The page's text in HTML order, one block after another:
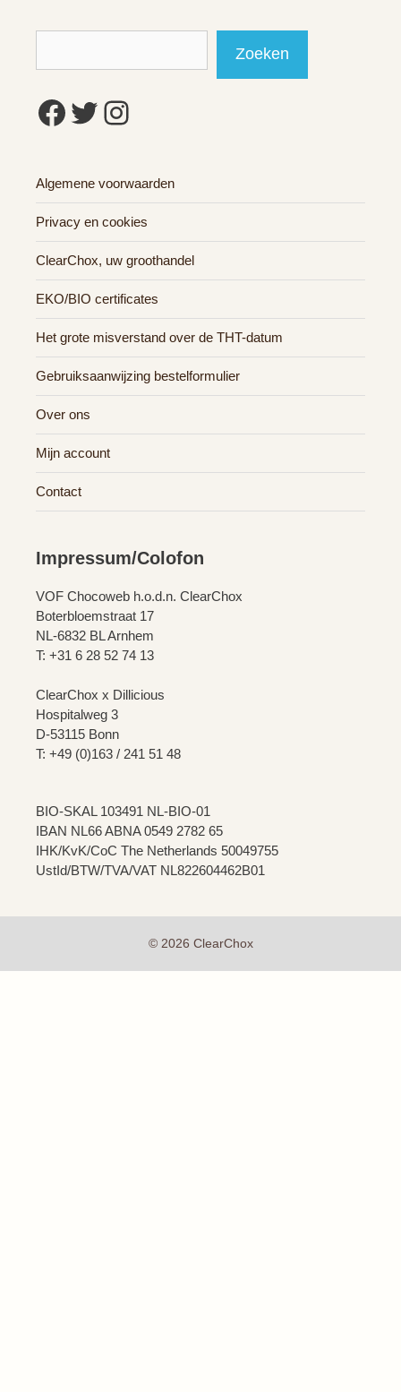
Zoeken
Facebook
Twitter
Instagram
Algemene voorwaarden
Privacy en cookies
ClearChox, uw groothandel
EKO/BIO certificates
Het grote misverstand over de THT-datum
Gebruiksaanwijzing bestelformulier
Over ons
Mijn account
Contact
Impressum/Colofon
VOF Chocoweb h.o.d.n. ClearChox
Boterbloemstraat 17
NL-6832 BL Arnhem
T: +31 6 28 52 74 13
ClearChox x Dillicious
Hospitalweg 3
D-53115 Bonn
T: +49 (0)163 / 241 51 48
BIO-SKAL 103491 NL-BIO-01
IBAN NL66 ABNA 0549 2782 65
IHK/KvK/CoC The Netherlands 50049755
UstId/BTW/TVA/VAT NL822604462B01
© 2026 ClearChox